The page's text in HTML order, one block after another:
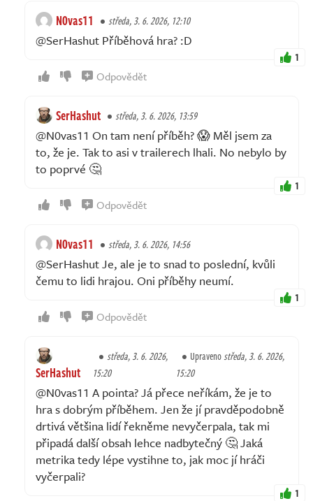
N0vas11 středa, 3. 6. 2026, 12:10
@SerHashut Příběhová hra? :D
1
Odpovědět
SerHashut středa, 3. 6. 2026, 13:59
@N0vas11 On tam není příběh? 😱 Měl jsem za
to, že je. Tak to asi v trailerech lhali. No nebylo by
to poprvé 🤔
1
Odpovědět
N0vas11 středa, 3. 6. 2026, 14:56
@SerHashut Je, ale je to snad to poslední, kvůli
čemu to lidi hrajou. Oni příběhy neumí.
1
Odpovědět
SerHashut
středa, 3. 6. 2026,
15:20
Upravenostředa, 3. 6. 2026,
15:20
@N0vas11 A pointa? Já přece neříkám, že je to
hra s dobrým příběhem. Jen že jí pravděpodobně
drtivá většina lidí řekněme nevyčerpala, tak mi
připadá další obsah lehce nadbytečný 🤔 Jaká
metrika tedy lépe vystihne to, jak moc jí hráči
vyčerpali?
1